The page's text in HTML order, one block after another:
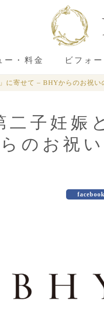
ー・料金 ビフォ
に寄せて – BHYからのお祝い
子妊娠
のお祝
facebook